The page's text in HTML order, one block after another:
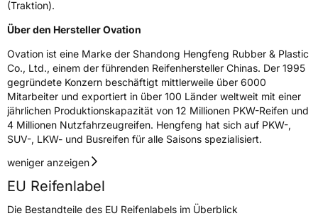
EffizienzE
Rollgeräusch (Klasse)B
Rollgeräusch (dB)72
FahrzeugklasseC1
3PMSF / Schneeflockensymbol / Alpine-Symbol
(Traktion).
Über den Hersteller Ovation
Ovation ist eine Marke der Shandong Hengfeng Rubber & Plastic
Co., Ltd., einem der führenden Reifenhersteller Chinas. Der 1995
gegründete Konzern beschäftigt mittlerweile über 6000
Mitarbeiter und exportiert in über 100 Länder weltweit mit einer
jährlichen Produktionskapazität von 12 Millionen PKW-Reifen und
4 Millionen Nutzfahrzeugreifen. Hengfeng hat sich auf PKW-,
SUV-, LKW- und Busreifen für alle Saisons spezialisiert.
weniger anzeigen
EU Reifenlabel
Die Bestandteile des EU Reifenlabels im Überblick